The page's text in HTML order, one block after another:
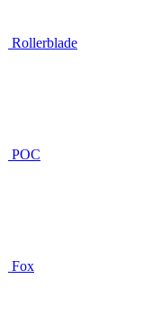
Rollerblade
POC
Fox